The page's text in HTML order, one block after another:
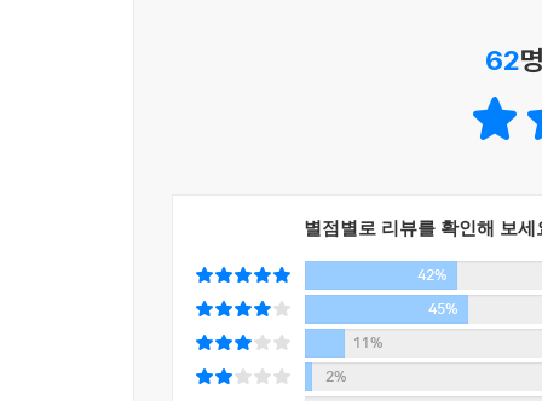
62
별점별로 리뷰를 확인해 보세
42%
45%
11%
2%